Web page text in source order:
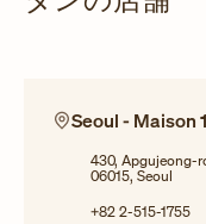
Seoul - Maison
430, Apgujeong-
06015, Seoul
+82 2-515-1755